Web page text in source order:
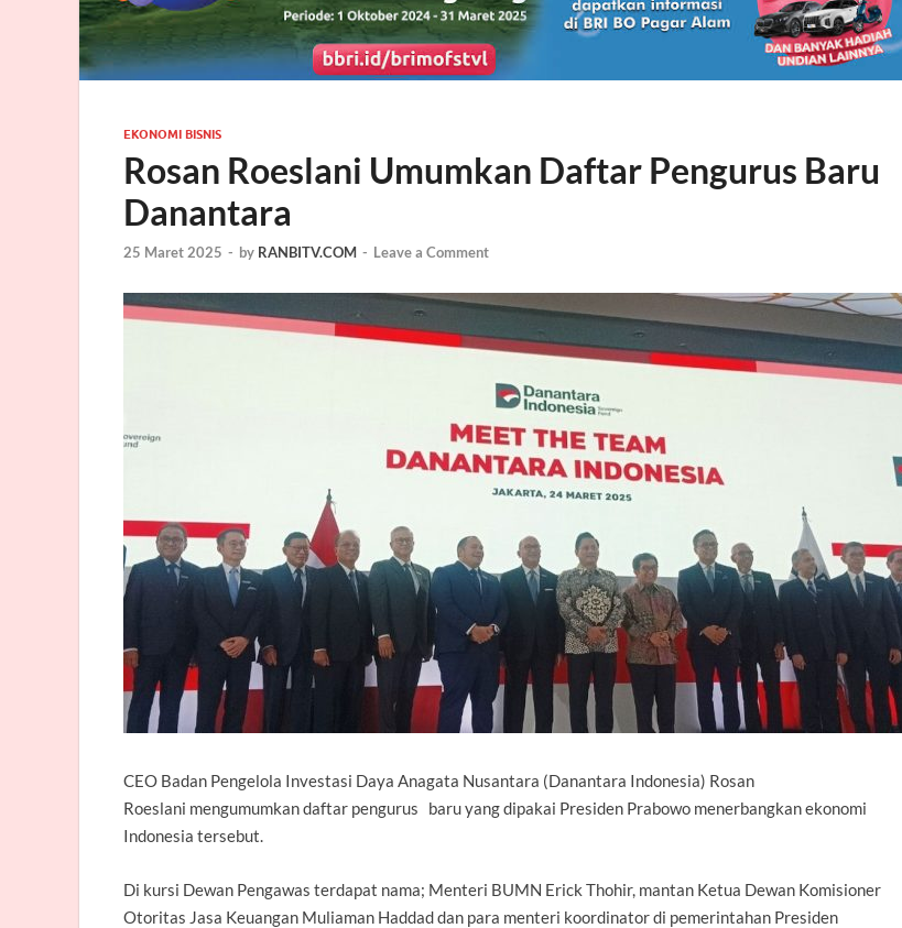
EKONOMI BISNIS
Rosan Roeslani Umumkan Daftar Pengurus Baru
Danantara
25 Maret 2025 - by RANBITV.COM - Leave a Comment
CEO Badan Pengelola Investasi Daya Anagata Nusantara (Danantara Indonesia) Rosan
Roeslani mengumumkan daftar pengurus baru yang dipakai Presiden Prabowo menerbangkan ekonomi
Indonesia tersebut.
Di kursi Dewan Pengawas terdapat nama; Menteri BUMN Erick Thohir, mantan Ketua Dewan Komisioner
Otoritas Jasa Keuangan Muliaman Haddad dan para menteri koordinator di pemerintahan Presiden